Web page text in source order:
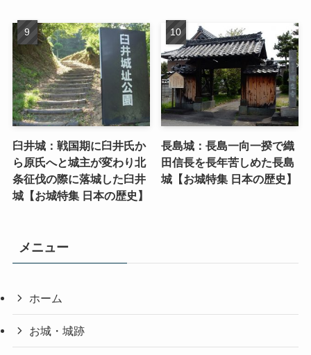
臼井城：戦国期に臼井氏か
ら原氏へと城主が変わり北
条征伐の際に落城した臼井
城【お城特集 日本の歴史】
長島城：長島一向一揆で織
田信長を長年苦しめた長島
城【お城特集 日本の歴史】
メニュー
ホーム
お城・城跡